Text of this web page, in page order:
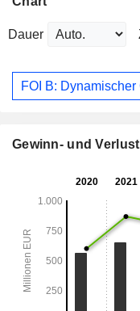
Dauer
FOI B: Dynamischer
Gewinn- und